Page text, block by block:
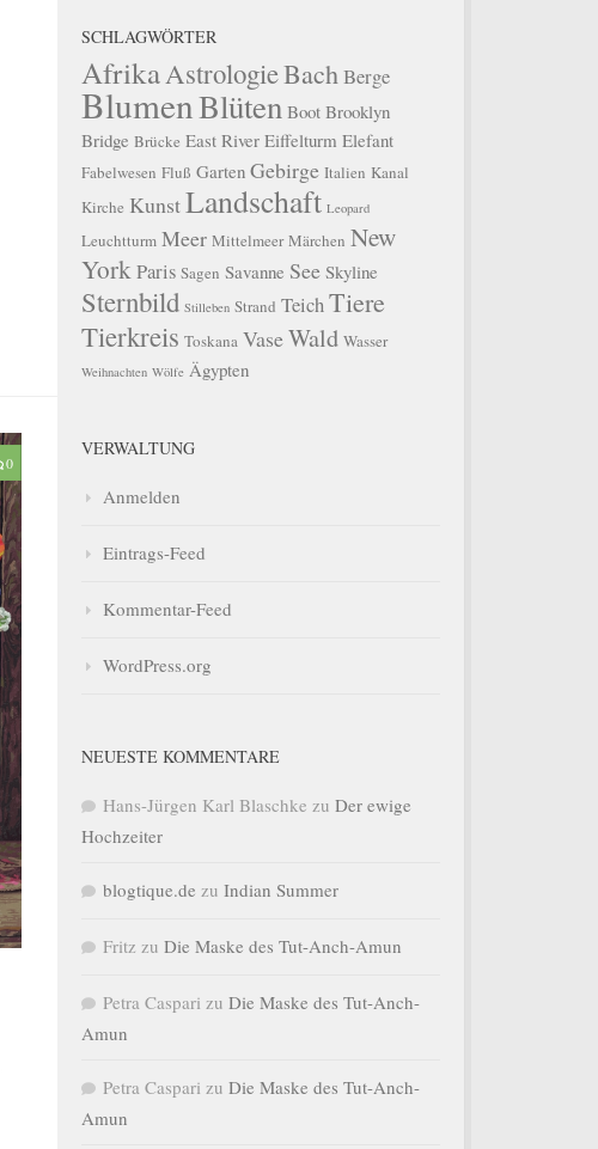
0
SCHLAGWÖRTER
AfrikaAstrologieBachBerge
BlumenBlüten Boot Brooklyn
Bridge Brücke East River Eiffelturm Elefant
Fabelwesen Fluß Garten Gebirge Italien Kanal
Kirche KunstLandschaft Leopard
Leuchtturm Meer Mittelmeer Märchen New
YorkParis Sagen Savanne See Skyline
Sternbild Stilleben Strand TeichTiere
Tierkreis Toskana VaseWald Wasser
Weihnachten Wölfe Ägypten
VERWALTUNG
Anmelden
Eintrags-Feed
Kommentar-Feed
WordPress.org
NEUESTE KOMMENTARE
Hans-Jürgen Karl Blaschke zu Der ewige
Hochzeiter
blogtique.de zu Indian Summer
Fritz zu Die Maske des Tut-Anch-Amun
Petra Caspari zu Die Maske des Tut-Anch-
Amun
Petra Caspari zu Die Maske des Tut-Anch-
Amun